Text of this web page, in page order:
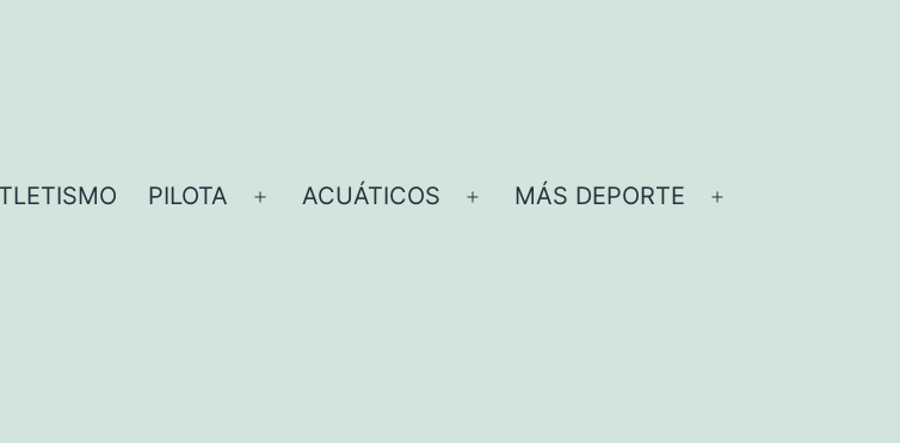
PILOTA
Abrir
ACUÁTICOS
Abrir
MÁS DEPORTE